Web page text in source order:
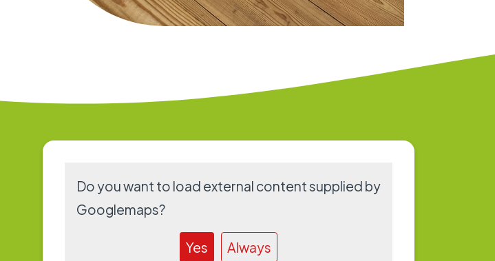
Do you want to load external content supplied by
Googlemaps?
Yes Always